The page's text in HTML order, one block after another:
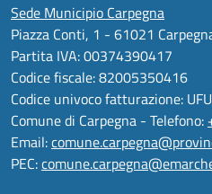
Sede Municipio Carpegna
Piazza Conti, 1 - 61021
Partita IVA: 00374390417
Codice fiscale: 82005350416
Codice univoco fatturazione:
Comune di Carpegna - Telefono:
Email:
PEC: